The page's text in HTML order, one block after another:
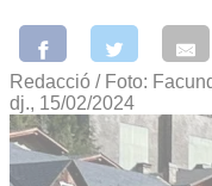
Redacció / Foto:
dj., 15/02/2024